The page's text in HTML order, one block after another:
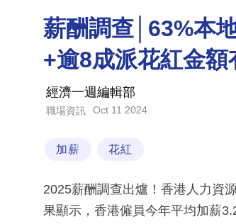
薪酬調查│63%本
+逾8成派花紅金額
經濟一週編輯部
職場資訊 Oct 11 2024
加薪 花紅
2025薪酬調查出爐！香港人力資
果顯示，香港僱員今年平均加薪